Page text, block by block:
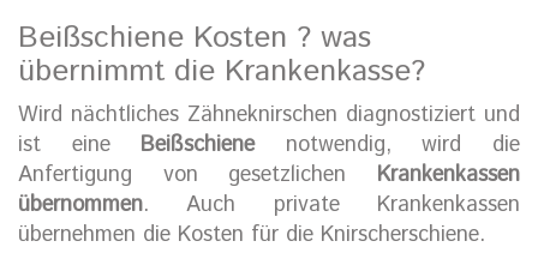
Beißschiene Kosten ? was
übernimmt die Krankenkasse?
Wird nächtliches Zähneknirschen diagnostiziert und
ist eine Beißschienenotwendig, wird die
Anfertigung von gesetzlichen Krankenkassen
übernommen. Auch private Krankenkassen
übernehmen die Kosten für die Knirscherschiene.